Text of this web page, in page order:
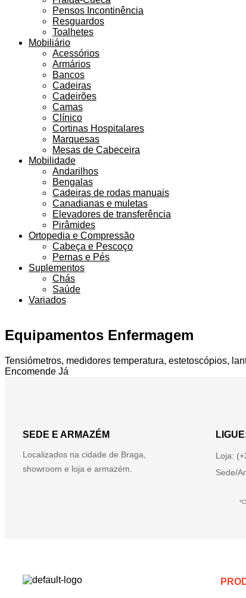
Pensos Incontinência
Resguardos
Toalhetes
Mobiliário
Acessórios
Armários
Bancos
Cadeiras
Cadeirões
Camas
Clínico
Cortinas Hospitalares
Marquesas
Mesas de Cabeceira
Mobilidade
Andarilhos
Bengalas
Cadeiras de rodas manuais
Canadianas e muletas
Elevadores de transferência
Pirâmides
Ortopedia e Compressão
Cabeça e Pescoço
Pernas e Pés
Suplementos
Chás
Saúde
Variados
Equipamentos Enfermagem
Tensiómetros, medidores temperatura, estetoscópios,
Encomende Já
SEDE E ARMAZÉM
Localizados na cidade de Braga,
showroom e loja e armazém.
Loja:
Sede/